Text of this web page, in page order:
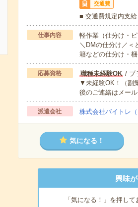
交通費
■ 交通費規定内支
仕事内容
軽作業（仕分け・
＼DMの仕分け／
籍などの仕分け・
応募資格 職種未経験OK/ ブ
▼未経験OK！（副
後のご連絡はメー
派遣会社 株式会社バイトレ
気になる！
興味
「気になる！」を押し